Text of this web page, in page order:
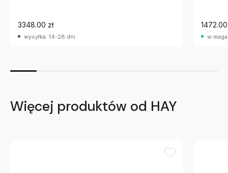
3348.00 zł
wysyłka: 14-28 dni
1472.00
w
Więcej produktów od HAY